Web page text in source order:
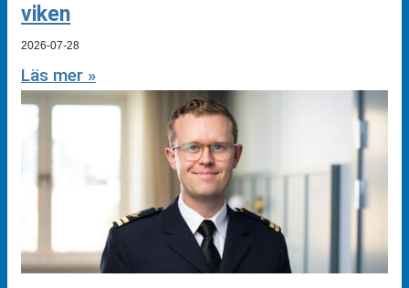
viken
2026-07-28
Läs mer »